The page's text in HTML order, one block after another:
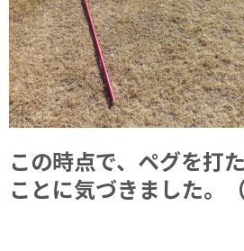
この時点で、ペグを打
ことに気づきました。（